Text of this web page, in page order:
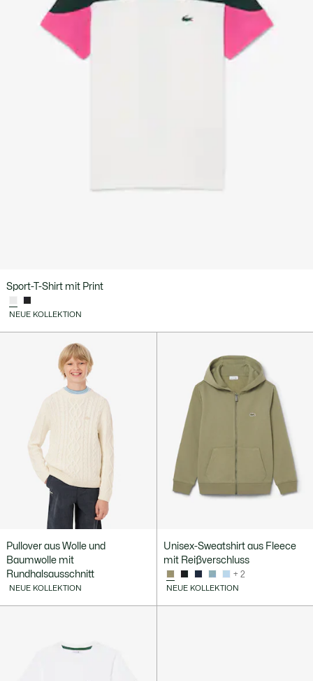
Sport-T-Shirt mit Print
NEUE KOLLEKTION
Pullover aus Wolle und
Baumwolle mit
Rundhalsausschnitt
NEUE KOLLEKTION
Unisex-Sweatshirt aus Fleece
mit Reißverschluss
+ 2
NEUE KOLLEKTION